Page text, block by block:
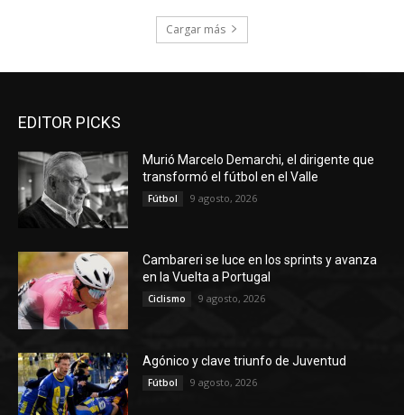
Cargar más
EDITOR PICKS
Murió Marcelo Demarchi, el dirigente que
transformó el fútbol en el Valle
Fútbol 9 agosto, 2026
Cambareri se luce en los sprints y avanza
en la Vuelta a Portugal
Ciclismo 9 agosto, 2026
Agónico y clave triunfo de Juventud
Fútbol 9 agosto, 2026